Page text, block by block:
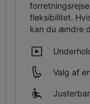
fleksibilitet.
kan du ændre
Valg af